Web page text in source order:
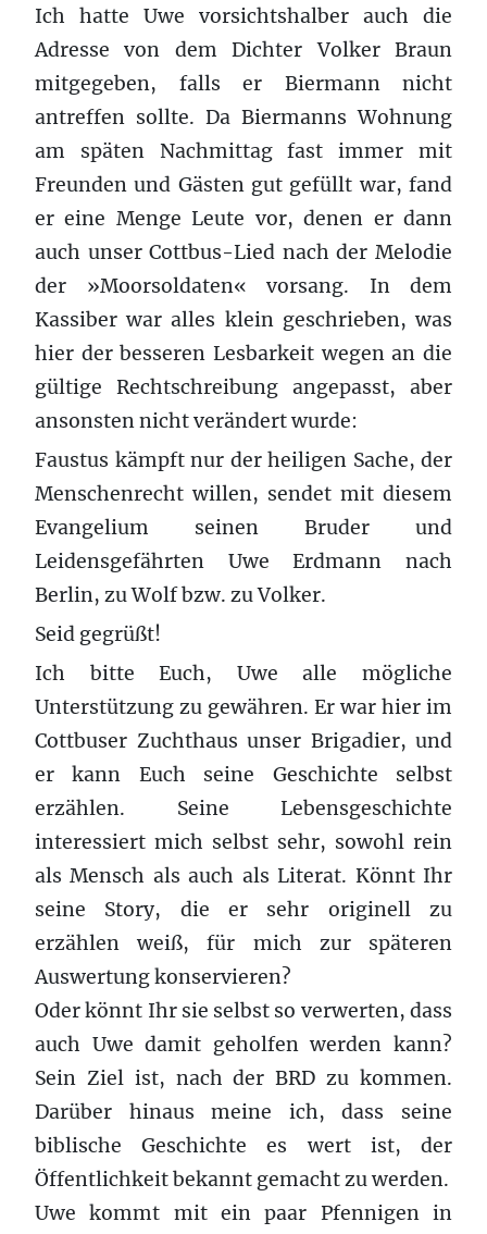
Ich hatte Uwe vorsichtshalber auch die
Adresse von dem Dichter Volker Braun
mitgegeben, falls er Biermann nicht
antreffen sollte. Da Biermanns Wohnung
am späten Nachmittag fast immer mit
Freunden und Gästen gut gefüllt war, fand
er eine Menge Leute vor, denen er dann
auch unser Cottbus-Lied nach der Melodie
der »Moorsoldaten« vorsang. In dem
Kassiber war alles klein geschrieben, was
hier der besseren Lesbarkeit wegen an die
gültige Rechtschreibung angepasst, aber
ansonsten nicht verändert wurde:
Faustus kämpft nur der heiligen Sache, der
Menschenrecht willen, sendet mit diesem
Evangelium seinen Bruder und
Leidensgefährten Uwe Erdmann nach
Berlin, zu Wolf bzw. zu Volker.
Seid gegrüßt!
Ich bitte Euch, Uwe alle mögliche
Unterstützung zu gewähren. Er war hier im
Cottbuser Zuchthaus unser Brigadier, und
er kann Euch seine Geschichte selbst
erzählen. Seine Lebensgeschichte
interessiert mich selbst sehr, sowohl rein
als Mensch als auch als Literat. Könnt Ihr
seine Story, die er sehr originell zu
erzählen weiß, für mich zur späteren
Auswertung konservieren?
Oder könnt Ihr sie selbst so verwerten, dass
auch Uwe damit geholfen werden kann?
Sein Ziel ist, nach der BRD zu kommen.
Darüber hinaus meine ich, dass seine
biblische Geschichte es wert ist, der
Öffentlichkeit bekannt gemacht zu werden.
Uwe kommt mit ein paar Pfennigen in